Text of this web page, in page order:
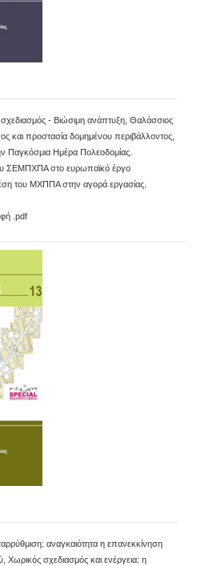
- Βιώσιμη ανάπτυξη, Θαλάσσιος
και προστασία δομημένου περιβάλλοντος,
Παγκόσμια Ημέρα Πολεοδομίας.
ΣΕΜΠΧΠΑ στο ευρωπαϊκό έργο
του ΜΧΠΠΑ στην αγορά εργασίας.
.pdf
αναγκαιότητα η επανεκκίνηση
Χωρικός σχεδιασμός και ενέργεια: η